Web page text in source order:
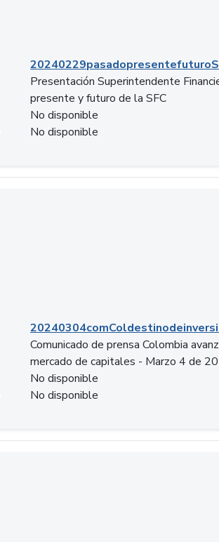
Presentación Superintendente
presente y futuro de la SFC
No disponible
No disponible
Comunicado de prensa Colombia
mercado de capitales - Marzo 4 de
No disponible
No disponible